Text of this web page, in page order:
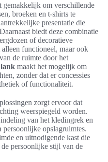
gemakkelijk om verschillende
broeken en t-shirts te
presentatie die
biedt deze combinatie
of decoratieve
functioneel, maar ook
de ruimte door het
maakt het mogelijk om
zonder dat er concessies
of functionaliteit.
zorgt ervoor dat
weerspiegeld worden.
van het kledingrek en
persoonlijke opslagruimtes.
en uitnodigende kast die
persoonlijke stijl van de